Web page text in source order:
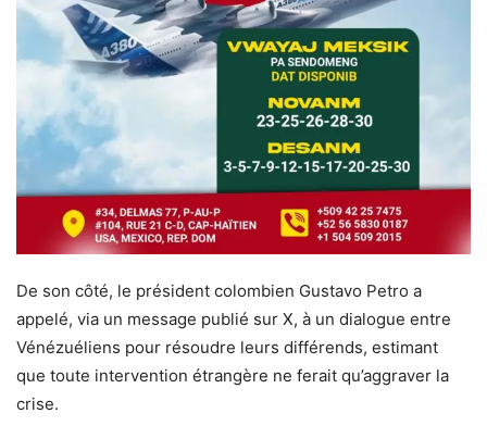
De son côté, le président colombien Gustavo Petro a
appelé, via un message publié sur X, à un dialogue entre
Vénézuéliens pour résoudre leurs différends, estimant
que toute intervention étrangère ne ferait qu’aggraver la
crise.